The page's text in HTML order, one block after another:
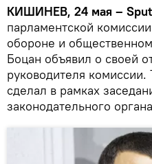
КИШИНЕВ, 24 мая –
парламентской
обороне и
Боцан объявил о своей
руководителя комиссии.
сделал в рамках
законодательного